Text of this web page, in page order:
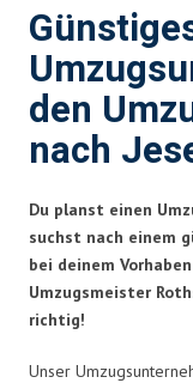
den
nach
Du planst einen
suchst nach einem
bei deinem
Umzugsmeister
richtig!
Unser